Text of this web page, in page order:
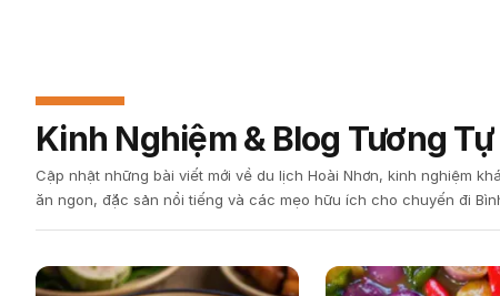
Kinh Nghiệm & Blog Tương Tự
Cập nhật những bài viết mới về du lịch Hoài Nhơn, kinh nghiệm
ăn ngon, đặc sản nổi tiếng và các mẹo hữu ích cho chuyến đi